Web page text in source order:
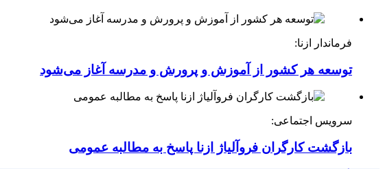
فرماندار ازنا:
توسعه هر کشور از آموزش و پرورش و مدرسه آغاز می‌شود
سرویس اجتماعی:
بازگشت کارگران فروآلیاژ ازنا پاسخ به مطالبه عمومی